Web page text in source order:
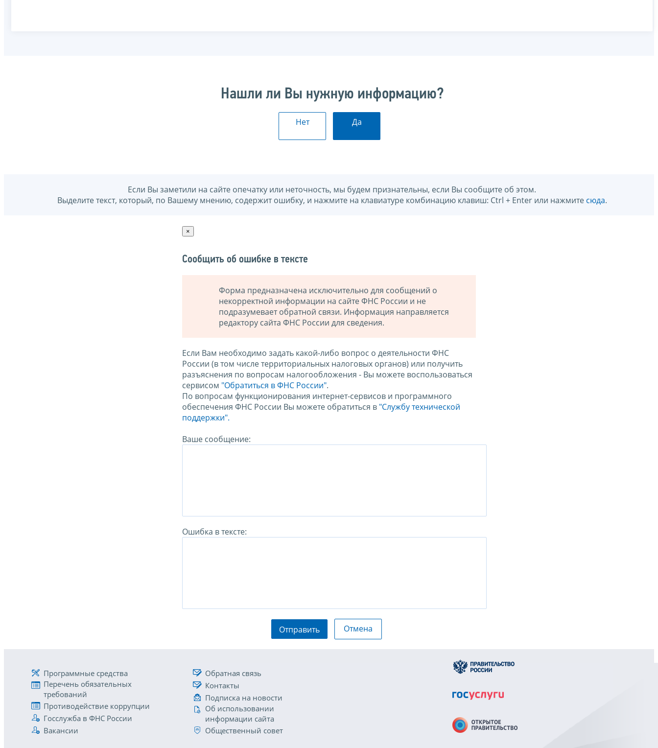
Нашли ли Вы нужную информацию?
Нет Да
Если Вы заметили на сайте опечатку или неточность, мы будем признательны, если Вы сообщите об этом.
Выделите текст, который, по Вашему мнению, содержит ошибку, и нажмите на клавиатуре комбинацию клавиш: Ctrl + Enter или нажмите сюда.
×
Сообщить об ошибке в тексте
Форма предназначена исключительно для сообщений о
некорректной информации на сайте ФНС России и не
подразумевает обратной связи. Информация направляется
редактору сайта ФНС России для сведения.
Если Вам необходимо задать какой-либо вопрос о деятельности ФНС
России (в том числе территориальных налоговых органов) или получить
разъяснения по вопросам налогообложения - Вы можете воспользоваться
сервисом "Обратиться в ФНС России".
По вопросам функционирования интернет-сервисов и программного
обеспечения ФНС России Вы можете обратиться в "Службу технической
поддержки".
Ваше сообщение:
Ошибка в тексте:
Отправить Отмена
Программные средства
Перечень обязательных
требований
Противодействие коррупции
Госслужба в ФНС России
Вакансии
Обратная связь
Контакты
Подписка на новости
Об использовании
информации сайта
Общественный совет